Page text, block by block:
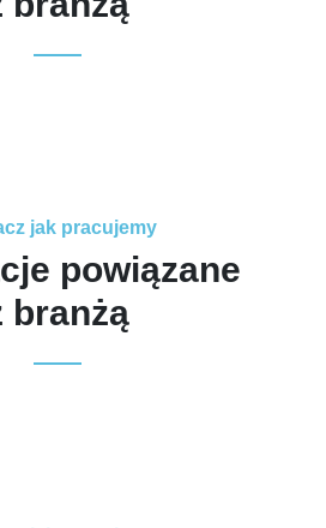
jak pracujemy
powiązane
branżą